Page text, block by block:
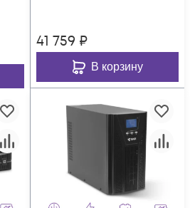
41 759 ₽
В корзину